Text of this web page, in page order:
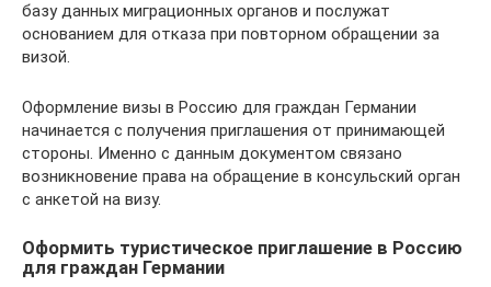
базу данных миграционных органов и послужат
основанием для отказа при повторном обращении за
визой.
Оформление визы в Россию для граждан Германии
начинается с получения приглашения от принимающей
стороны. Именно с данным документом связано
возникновение права на обращение в консульский орган
с анкетой на визу.
Оформить туристическое приглашение в Россию
для граждан Германии